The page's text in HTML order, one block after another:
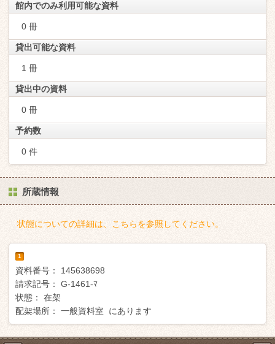
館内でのみ利用可能な資料
0 冊
貸出可能な資料
1 冊
貸出中の資料
0 冊
予約数
0 件
所蔵情報
状態についての詳細は、こちらを参照してください。
1
資料番号：
145638698
請求記号：
G-1461-ﾏ
状態：
在架
配架場所：
一般資料室 にあります